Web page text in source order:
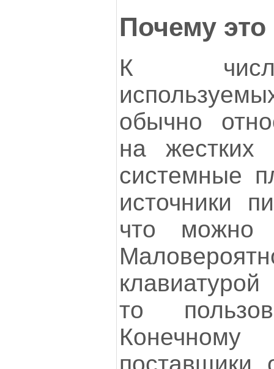
Почему
К
обычно
на жестких
системные
источники
что можно
то
поставщики